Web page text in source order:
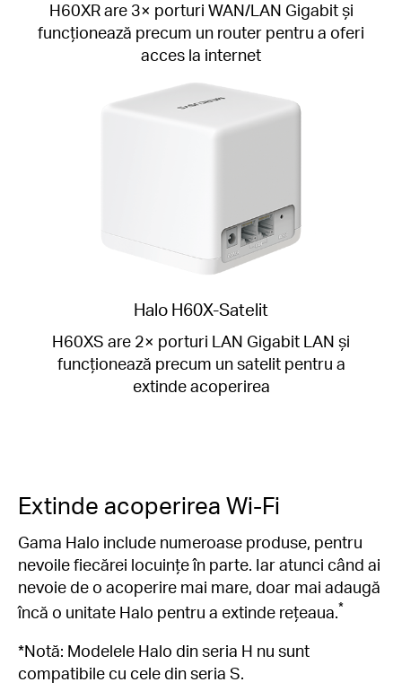
H60XR are 3× porturi WAN/LAN Gigabit și
funcționează precum un router pentru a oferi
acces la internet
Halo H60X-Satelit
H60XS are 2× porturi LAN Gigabit LAN și
funcționează precum un satelit pentru a
extinde acoperirea
Extinde acoperirea Wi-Fi
Gama Halo include numeroase produse, pentru
nevoile fiecărei locuințe în parte. Iar atunci când ai
nevoie de o acoperire mai mare, doar mai adaugă
încă o unitate Halo pentru a extinde rețeaua.*
*Notă: Modelele Halo din seria H nu sunt
compatibile cu cele din seria S.